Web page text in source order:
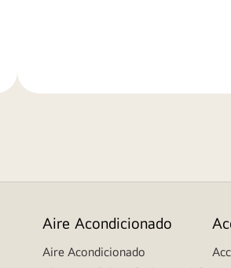
Aire Acondicionado
Aire Acondicionado